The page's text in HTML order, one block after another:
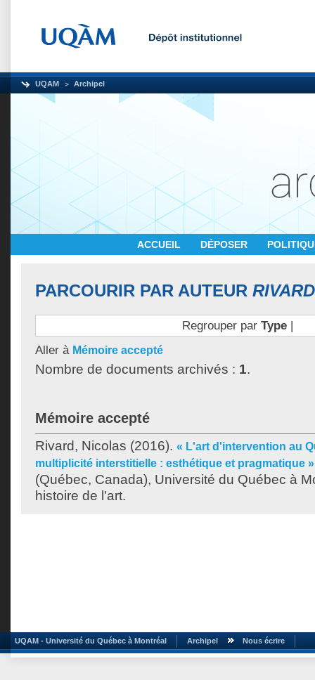
UQAM Archipel
ACCUEIL DÉPOSER
PARCOURIR PAR AUTEUR
Regrouper par Type|
Aller à Mémoire accepté
Nombre de documents archivés : 1.
Mémoire accepté
Rivard, Nicolas (2016). « L'art d'intervention au
multiplicité interstitielle : esthétique et pragmatique »
(Québec, Canada), Université du Québec à
histoire de l'art.
UQAM - Université du Québec à Montréal Archipel Nous écrire